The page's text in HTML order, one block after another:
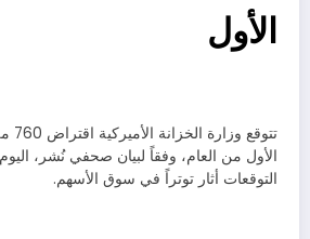
الأول
الأول من العام، وفقاً لبيان صحفي نُشر،
التوقعات أثار توتراً في سوق الأسهم.